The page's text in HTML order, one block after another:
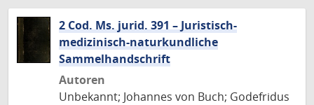
2 Cod. Ms. jurid. 391 – Juristisch-
medizinisch-naturkundliche
Sammelhandschrift
Autoren
Unbekannt; Johannes von Buch; Godefridus